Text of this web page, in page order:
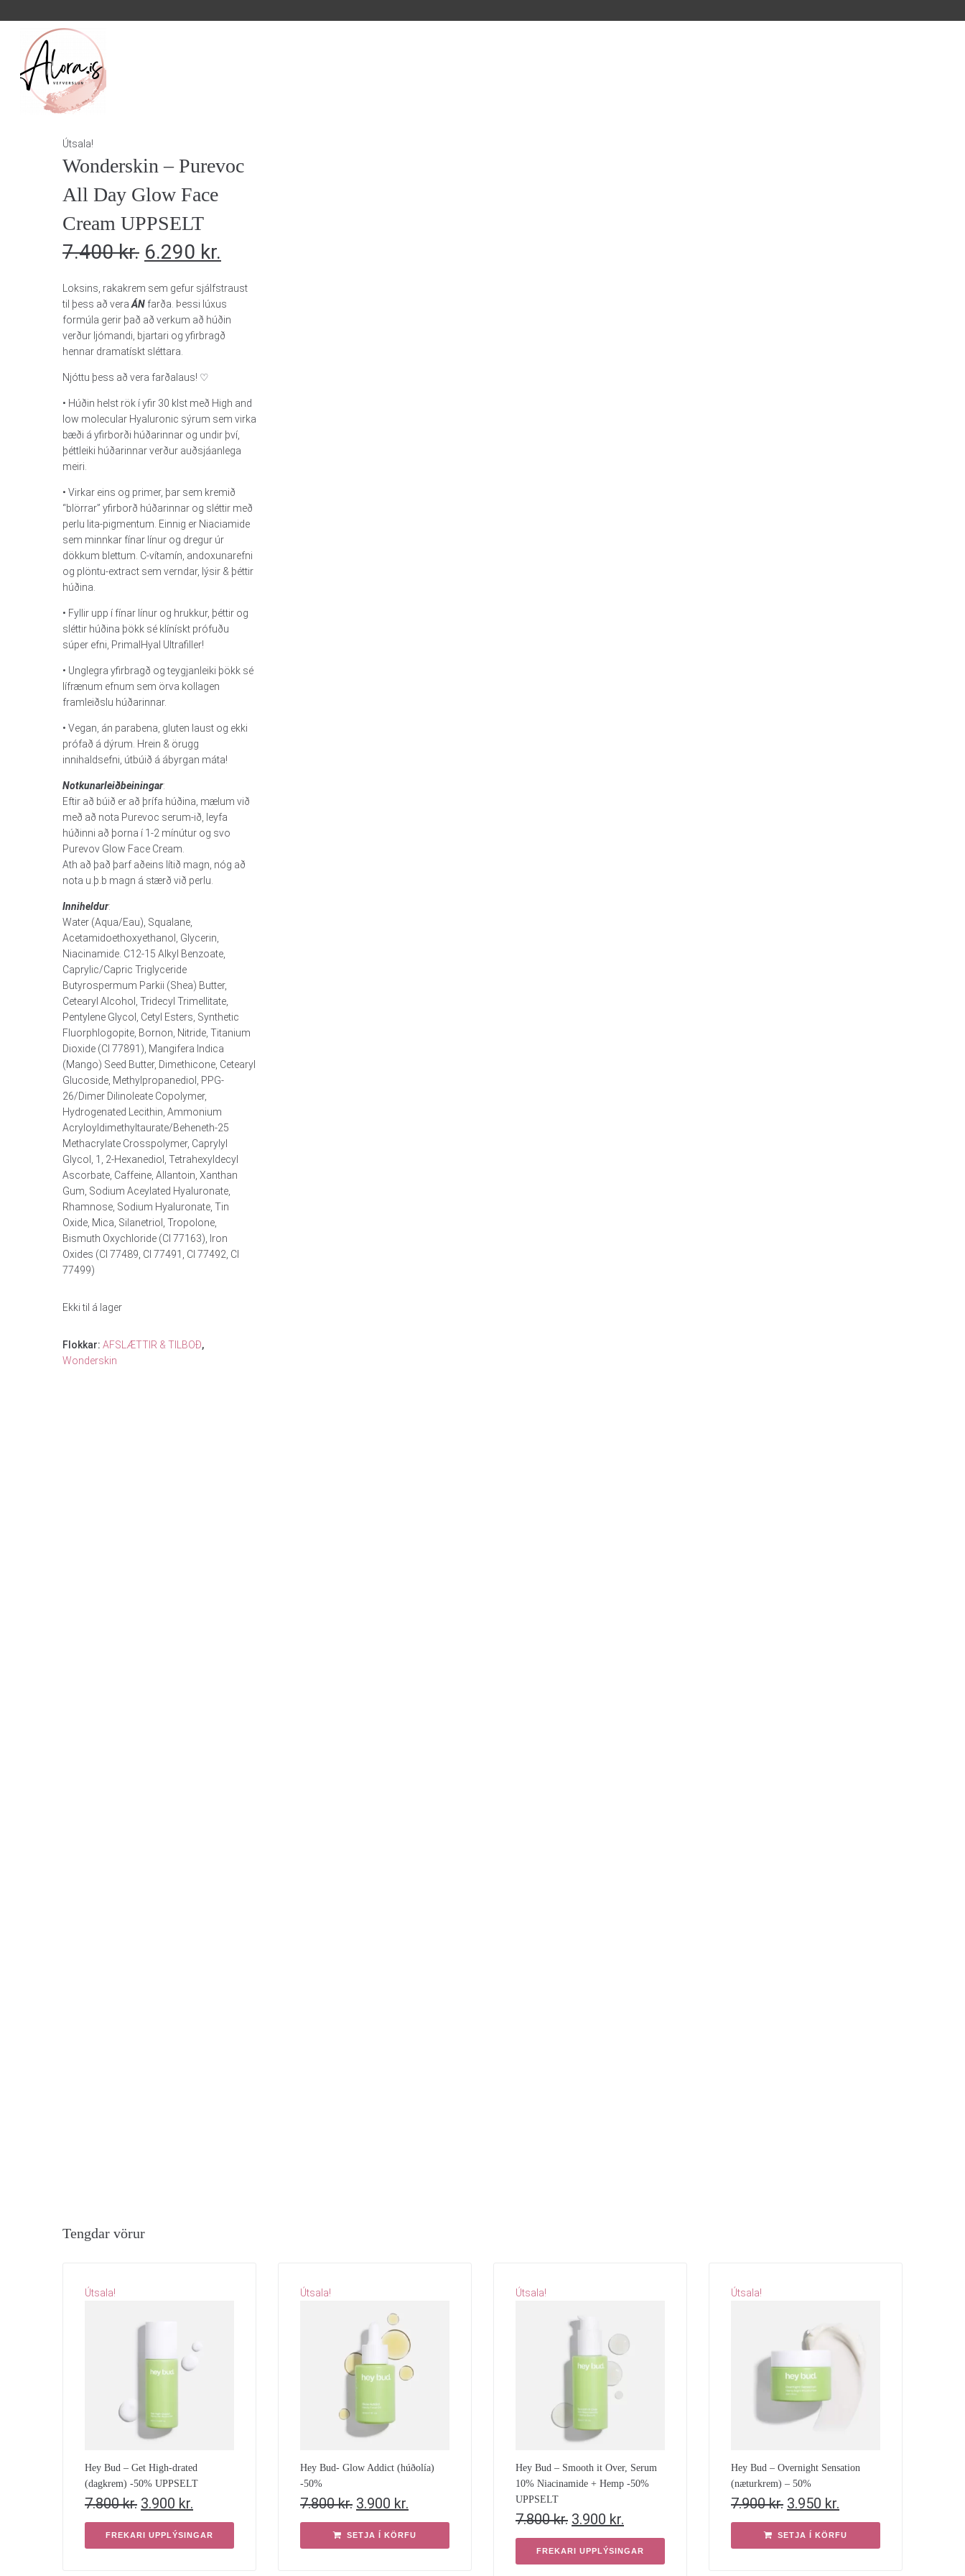
Útsala!
Wonderskin – Purevoc
All Day Glow Face
Cream UPPSELT
7.400kr. 6.290 kr.
Loksins, rakakrem sem gefur sjálfstraust
til þess að vera ÁN farða. Þessi lúxus
formúla gerir það að verkum að húðin
verður ljómandi, bjartari og yfirbragð
hennar dramatískt sléttara.
Njóttu þess að vera farðalaus! ♡
• Húðin helst rök í yfir 30 klst með High and
low molecular Hyaluronic sýrum sem virka
bæði á yfirborði húðarinnar og undir því,
þéttleiki húðarinnar verður auðsjáanlega
meiri.
• Virkar eins og primer, þar sem kremið
“blörrar” yfirborð húðarinnar og sléttir með
perlu lita-pigmentum. Einnig er Niaciamide
sem minnkar fínar línur og dregur úr
dökkum blettum. C-vítamín, andoxunarefni
og plöntu-extract sem verndar, lýsir & þéttir
húðina.
• Fyllir upp í fínar línur og hrukkur, þéttir og
sléttir húðina þökk sé klínískt prófuðu
súper efni, PrimalHyal Ultrafiller!
• Unglegra yfirbragð og teygjanleiki þökk sé
lífrænum efnum sem örva kollagen
framleiðslu húðarinnar.
• Vegan, án parabena, gluten laust og ekki
prófað á dýrum. Hrein & örugg
innihaldsefni, útbúið á ábyrgan máta!
Notkunarleiðbeiningar:
Eftir að búið er að þrífa húðina, mælum við
með að nota Purevoc serum-ið, leyfa
húðinni að þorna í 1-2 mínútur og svo
Purevov Glow Face Cream.
Ath að það þarf aðeins lítið magn, nóg að
nota u.þ.b magn á stærð við perlu.
Inniheldur:
Water (Aqua/Eau), Squalane,
Acetamidoethoxyethanol, Glycerin,
Niacinamide. C12-15 Alkyl Benzoate,
Caprylic/Capric Triglyceride
Butyrospermum Parkii (Shea) Butter,
Cetearyl Alcohol, Tridecyl Trimellitate,
Pentylene Glycol, Cetyl Esters, Synthetic
Fluorphlogopite, Bornon, Nitride, Titanium
Dioxide (CI 77891), Mangifera Indica
(Mango) Seed Butter, Dimethicone, Cetearyl
Glucoside, Methylpropanediol, PPG-
26/Dimer Dilinoleate Copolymer,
Hydrogenated Lecithin, Ammonium
Acryloyldimethyltaurate/Beheneth-25
Methacrylate Crosspolymer, Caprylyl
Glycol, 1, 2-Hexanediol, Tetrahexyldecyl
Ascorbate, Caffeine, Allantoin, Xanthan
Gum, Sodium Aceylated Hyaluronate,
Rhamnose, Sodium Hyaluronate, Tin
Oxide, Mica, Silanetriol, Tropolone,
Bismuth Oxychloride (CI 77163), Iron
Oxides (CI 77489, CI 77491, CI 77492, CI
77499)
Ekki til á lager
Flokkar: AFSLÆTTIR & TILBOÐ,
Wonderskin
Tengdar vörur
Útsala!
Hey Bud – Get High-drated
(dagkrem) -50% UPPSELT
7.800kr. 3.900 kr.
FREKARI UPPLÝSINGAR
Útsala!
Hey Bud- Glow Addict (húðolía)
-50%
7.800kr. 3.900 kr.
SETJA Í KÖRFU
Útsala!
Hey Bud – Smooth it Over, Serum
10% Niacinamide + Hemp -50%
UPPSELT
7.800kr. 3.900 kr.
FREKARI UPPLÝSINGAR
Útsala!
Hey Bud – Overnight Sensation
(næturkrem) – 50%
7.900kr. 3.950 kr.
SETJA Í KÖRFU